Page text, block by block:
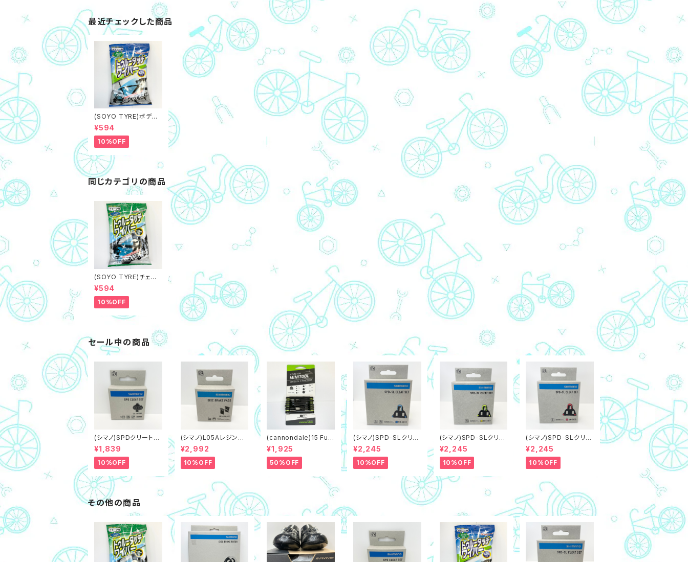
最近チェックした商品
(SOYO TYRE)ボディ
ー用トゥルータッチワイ
パー（ネコポス対象商
品）自転車専用お掃除
ワイパー
¥594
10%OFF
同じカテゴリの商品
(SOYO TYRE)チェー
ン用トゥルータッチワイ
パー（ネコポス対象商
品）自転車専用お掃除
ワイパー
¥594
10%OFF
セール中の商品
(シマノ)SPDクリートCL
-MT001 マルチエント
リータイプ（ネコポス対
象商品）
¥1,839
10%OFF
(シマノ)L05Aレジンブ
レーキパッド,フィン付き
（ネコポス対象商品）
¥2,992
10%OFF
(cannondale)15 Fun
ction Minitool 携帯工
具 マルチツール
¥1,925
50%OFF
(シマノ)SPD-SLクリー
トSM-SH12 青/ブルー,
可動域2度（ネコポス対
象商品）
¥2,245
10%OFF
(シマノ)SPD-SLクリー
トSM-SH11 黄/イエロ
ー,可動域6度（ネコポス
対象商品）
¥2,245
10%OFF
(シマノ)SPD-SLクリー
トSM-SH10 赤/レッド,
固定0度（ネコポス対象
商品）
¥2,245
10%OFF
その他の商品